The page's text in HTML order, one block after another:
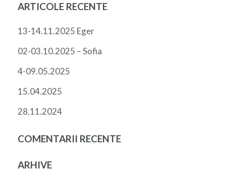
ARTICOLE RECENTE
13-14.11.2025 Eger
02-03.10.2025 – Sofia
4-09.05.2025
15.04.2025
28.11.2024
COMENTARII RECENTE
ARHIVE